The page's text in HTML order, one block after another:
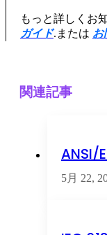
もっと詳しくお
ガイド.または お
関連記事
ANSI/
5月 22,